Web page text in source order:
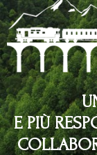
E PIÙ